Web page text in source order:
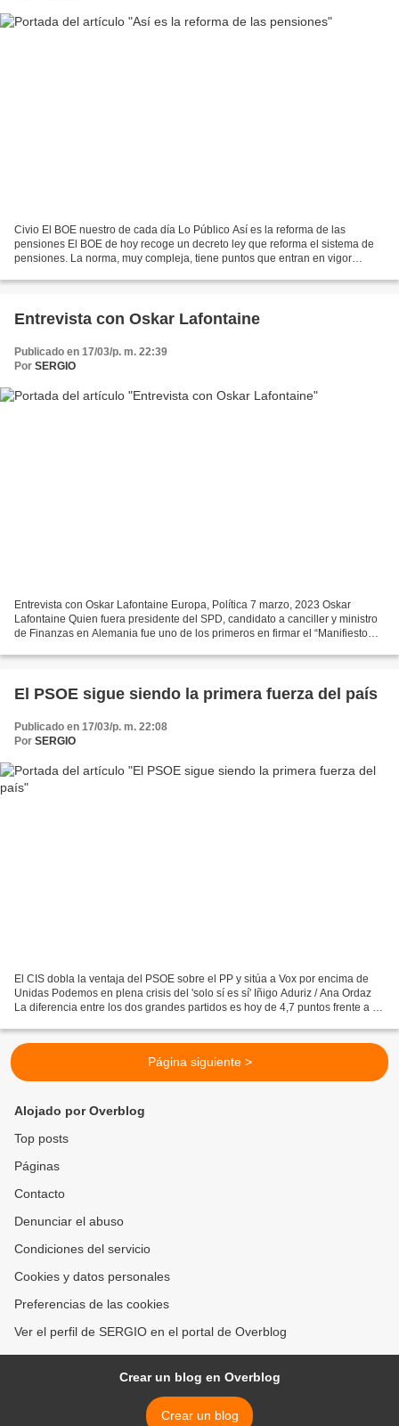
Civio El BOE nuestro de cada día Lo Público Así es la reforma de las
pensiones El BOE de hoy recoge un decreto ley que reforma el sistema de
pensiones. La norma, muy compleja, tiene puntos que entran en vigor
Entrevista con Oskar Lafontaine
Publicado en 17/03/p. m. 22:39
Por SERGIO
Entrevista con Oskar Lafontaine Europa, Política 7 marzo, 2023 Oskar
Lafontaine Quien fuera presidente del SPD, candidato a canciller y ministro
de Finanzas en Alemania fue uno de los primeros en firmar el “Manifiesto
El PSOE sigue siendo la primera fuerza del país
Publicado en 17/03/p. m. 22:08
Por SERGIO
El CIS dobla la ventaja del PSOE sobre el PP y sitúa a Vox por encima de
Unidas Podemos en plena crisis del 'solo sí es sí' Iñigo Aduriz / Ana Ordaz
La diferencia entre los dos grandes partidos es hoy de 4,7 puntos frente a la
Página siguiente >
Alojado por Overblog
Top posts
Páginas
Contacto
Denunciar el abuso
Condiciones del servicio
Cookies y datos personales
Preferencias de las cookies
Ver el perfil de SERGIO en el portal de Overblog
Crear un blog en Overblog
Crear un blog